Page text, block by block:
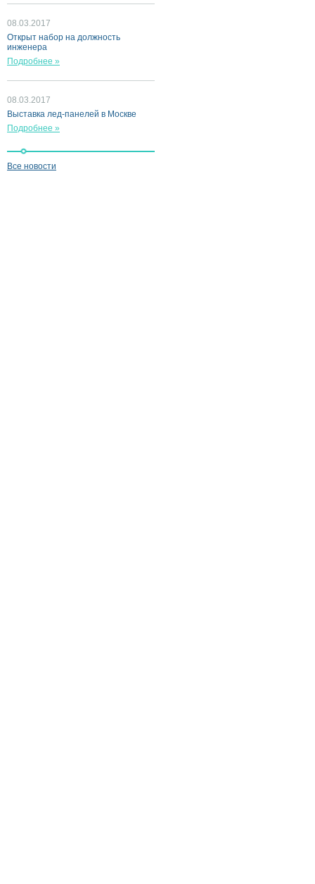
08.03.2017
Открыт набор на должность
инженера
Подробнее »
08.03.2017
Выставка лед-панелей в Москве
Подробнее »
Все новости